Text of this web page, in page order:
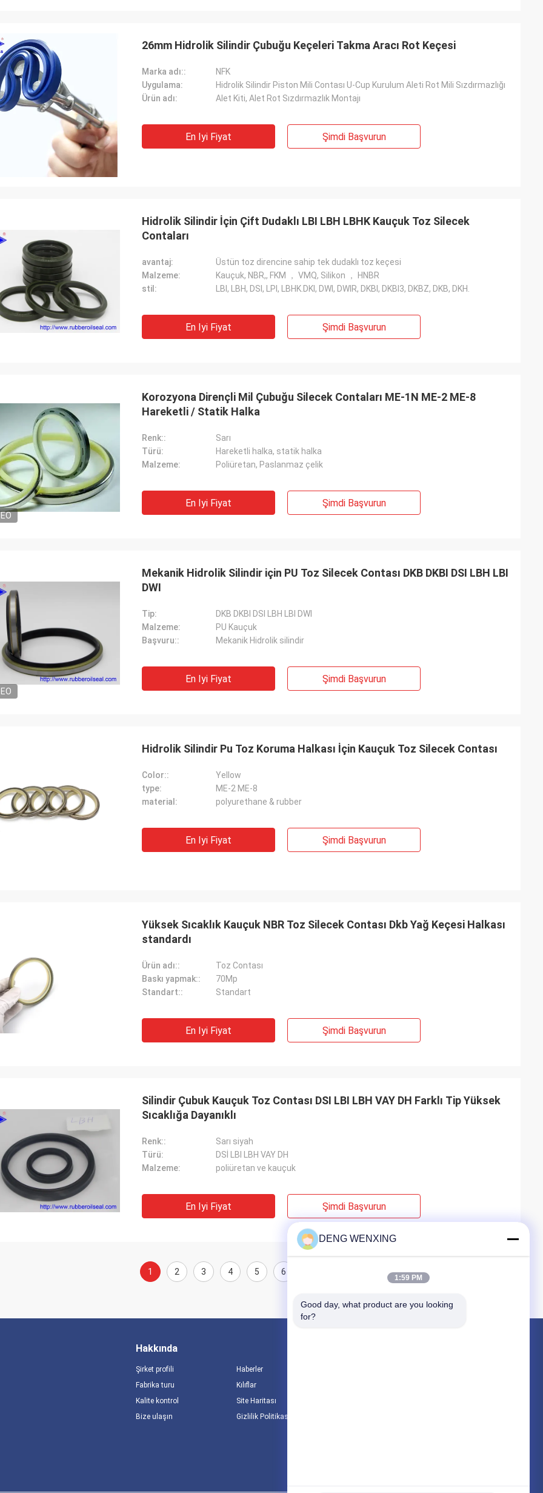
Mutakilwa Wilson afrika
işler hala her zamanki gibi,
100 orijinal, olağanüstü
Hızlı sevkiyat ve çok
26mm Hidrolik Silindir Çubuğu Keçeleri Takma Aracı Rot Keçesi
Marka adı::
NFK
Uygulama:
Hidrolik Silindir Piston Mili Contası U-Cup Kurulum Aleti Rot Mili Sızdırmazlığı
Ürün adı:
Alet Kiti, Alet Rot Sızdırmazlık Montajı
En Iyi Fiyat Şimdi Başvurun
Hidrolik Silindir İçin Çift Dudaklı LBI LBH LBHK Kauçuk Toz Silecek
Contaları
avantaj:
Üstün toz direncine sahip tek dudaklı toz keçesi
Malzeme:
Kauçuk, NBR,, FKM ， VMQ, Silikon ， HNBR
stil:
LBI, LBH, DSI, LPI, LBHK.DKI, DWI, DWIR, DKBI, DKBI3, DKBZ, DKB, DKH.
En Iyi Fiyat Şimdi Başvurun
Korozyona Dirençli Mil Çubuğu Silecek Contaları ME-1N ME-2 ME-8
Hareketli / Statik Halka
Renk::
Sarı
Türü:
Hareketli halka, statik halka
Malzeme:
Poliüretan, Paslanmaz çelik
En Iyi Fiyat Şimdi Başvurun
Mekanik Hidrolik Silindir için PU Toz Silecek Contası DKB DKBI DSI LBH LBI
DWI
Tip:
DKB DKBI DSI LBH LBI DWI
Malzeme:
PU Kauçuk
Başvuru::
Mekanik Hidrolik silindir
En Iyi Fiyat Şimdi Başvurun
Hidrolik Silindir Pu Toz Koruma Halkası İçin Kauçuk Toz Silecek Contası
Color::
Yellow
type:
ME-2 ME-8
material:
polyurethane & rubber
En Iyi Fiyat Şimdi Başvurun
Yüksek Sıcaklık Kauçuk NBR Toz Silecek Contası Dkb Yağ Keçesi Halkası
standardı
Ürün adı::
Toz Contası
Baskı yapmak::
70Mp
Standart::
Standart
En Iyi Fiyat Şimdi Başvurun
Silindir Çubuk Kauçuk Toz Contası DSI LBI LBH VAY DH Farklı Tip Yüksek
Sıcaklığa Dayanıklı
Renk::
Sarı siyah
Türü:
DSİ LBI LBH VAY DH
Malzeme:
poliüretan ve kauçuk
En Iyi Fiyat Şimdi Başvurun
1 2 3 4 5 6
Hakkında
Şirket profili
Fabrika turu
Kalite kontrol
Bize ulaşın
Haberler
Kılıflar
Site Haritası
Gizlilik Politikası
DENG WENXING
1:59 PM
Good day, what product are you looking
for?